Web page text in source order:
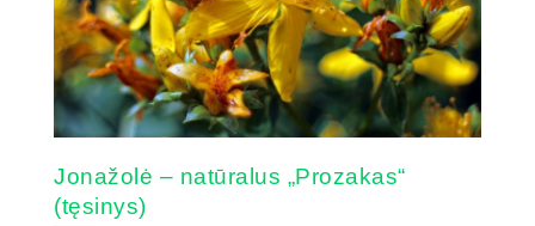
Jonažolė – natūralus „Prozakas“
(tęsinys)